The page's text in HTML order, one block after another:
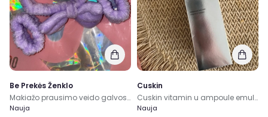
Be Prekės Ženklo
Makiažo prausimo veido galvos juosta
Nauja
Cuskin
Cuskin vitamin u ampoule emulsion
Nauja